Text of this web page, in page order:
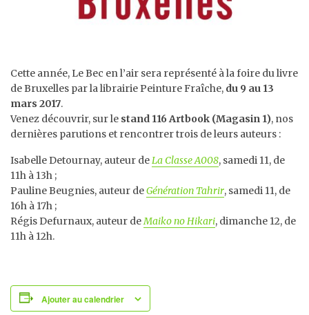
Cette année, Le Bec en l’air sera représenté à la foire du livre
de Bruxelles par la librairie Peinture Fraîche, du 9 au 13
mars 2017.
Venez découvrir, sur le stand 116 Artbook (Magasin 1), nos
dernières parutions et rencontrer trois de leurs auteurs :
Isabelle Detournay, auteur deLa Classe A008, samedi 11, de
11h à 13h ;
Pauline Beugnies, auteur deGénération Tahrir, samedi 11, de
16h à 17h ;
Régis Defurnaux, auteur deMaiko no Hikari, dimanche 12, de
11h à 12h.
Ajouter au calendrier